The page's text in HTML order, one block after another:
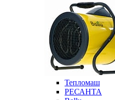
Тепломаш
РЕСАНТА